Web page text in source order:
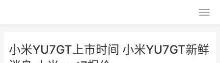
小米YU7GT上市时间 小米YU7GT新鲜